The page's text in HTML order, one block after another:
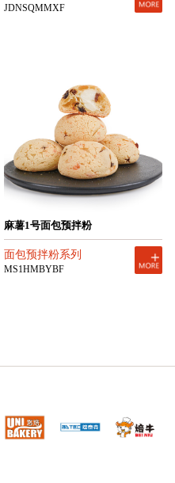
JDNSQMMXF
麻薯1号面包预拌粉
面包预拌粉系列
MS1HMBYBF